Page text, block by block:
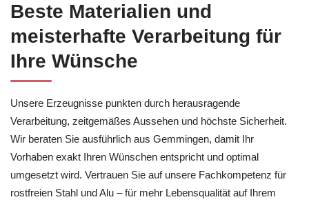
Beste Materialien und
meisterhafte Verarbeitung für
Ihre Wünsche
Unsere Erzeugnisse punkten durch herausragende
Verarbeitung, zeitgemäßes Aussehen und höchste Sicherheit.
Wir beraten Sie ausführlich aus Gemmingen, damit Ihr
Vorhaben exakt Ihren Wünschen entspricht und optimal
umgesetzt wird. Vertrauen Sie auf unsere Fachkompetenz für
rostfreien Stahl und Alu – für mehr Lebensqualität auf Ihrem